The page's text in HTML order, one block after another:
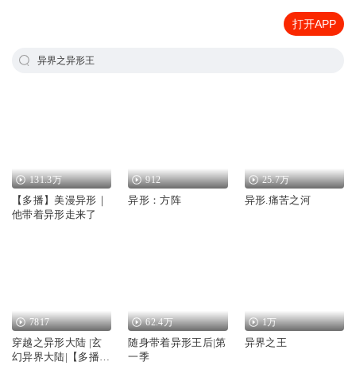
打开APP
异界之异形王
131.3万
【多播】美漫异形｜
他带着异形走来了
912
异形：方阵
25.7万
异形.痛苦之河
7817
穿越之异形大陆 |玄
幻异界大陆|【多播】
62.4万
随身带着异形王后|第
一季
1万
异界之王